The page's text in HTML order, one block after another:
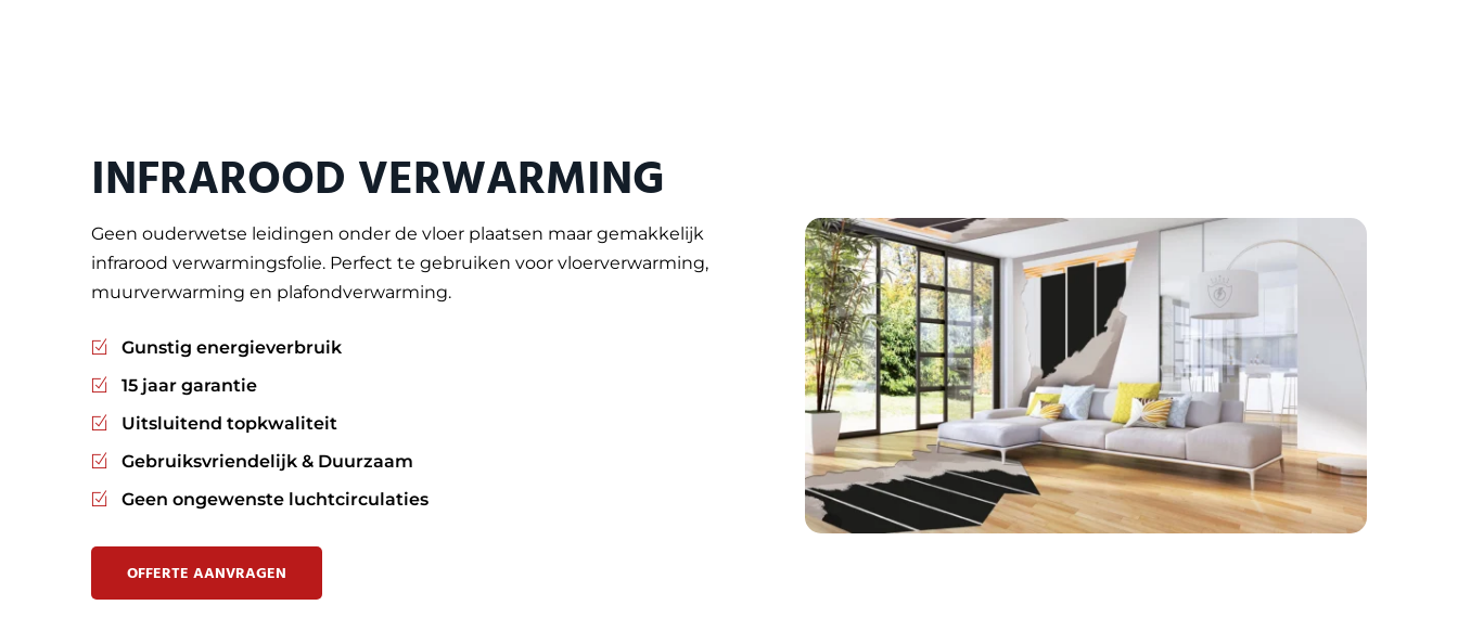
INFRAROOD VERWARMING
Geen ouderwetse leidingen onder de vloer plaatsen maar gemakkelijk
infrarood verwarmingsfolie. Perfect te gebruiken voor vloerverwarming,
muurverwarming en plafondverwarming.
Gunstig energieverbruik
15 jaar garantie
Uitsluitend topkwaliteit
Gebruiksvriendelijk & Duurzaam
Geen ongewenste luchtcirculaties
OFFERTE AANVRAGEN